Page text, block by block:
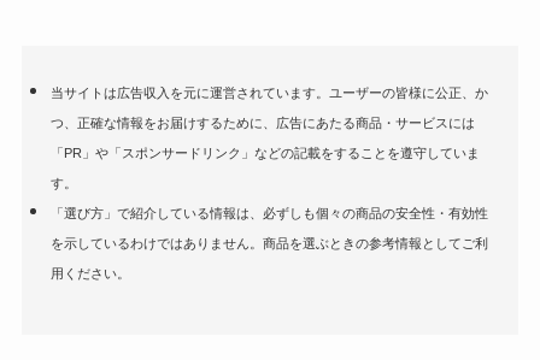
当サイトは広告収入を元に運営されています。ユーザーの皆様に公正、か
つ、正確な情報をお届けするために、広告にあたる商品・サービスには
「PR」や「スポンサードリンク」などの記載をすることを遵守していま
す。
「選び方」で紹介している情報は、必ずしも個々の商品の安全性・有効性
を示しているわけではありません。商品を選ぶときの参考情報としてご利
用ください。